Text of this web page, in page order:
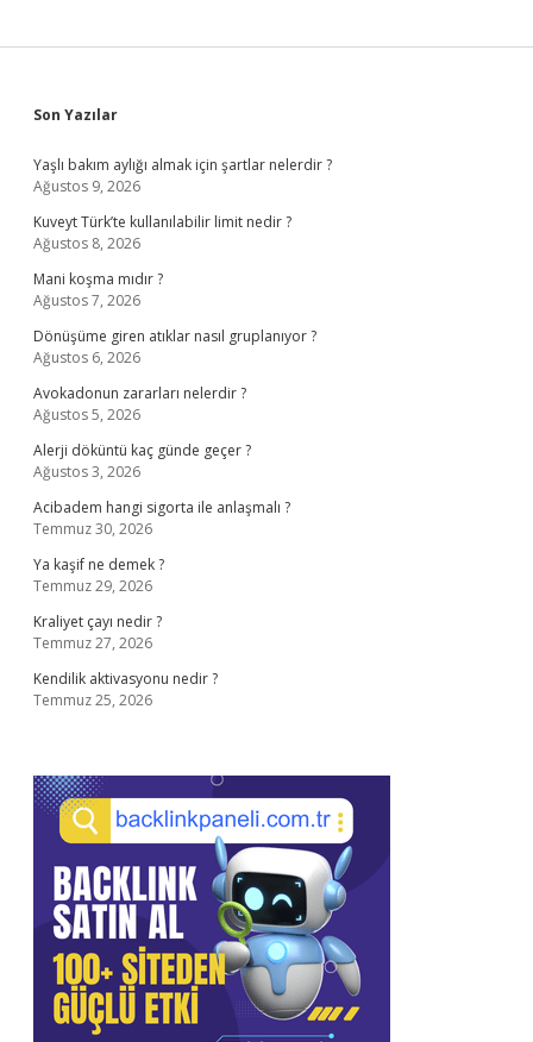
Sidebar
Son Yazılar
Yaşlı bakım aylığı almak için şartlar nelerdir ?
Ağustos 9, 2026
Kuveyt Türk’te kullanılabilir limit nedir ?
Ağustos 8, 2026
Mani koşma mıdır ?
Ağustos 7, 2026
Dönüşüme giren atıklar nasıl gruplanıyor ?
Ağustos 6, 2026
Avokadonun zararları nelerdir ?
Ağustos 5, 2026
Alerji döküntü kaç günde geçer ?
Ağustos 3, 2026
Acibadem hangi sigorta ile anlaşmalı ?
Temmuz 30, 2026
Ya kaşif ne demek ?
Temmuz 29, 2026
Kraliyet çayı nedir ?
Temmuz 27, 2026
Kendilik aktivasyonu nedir ?
Temmuz 25, 2026